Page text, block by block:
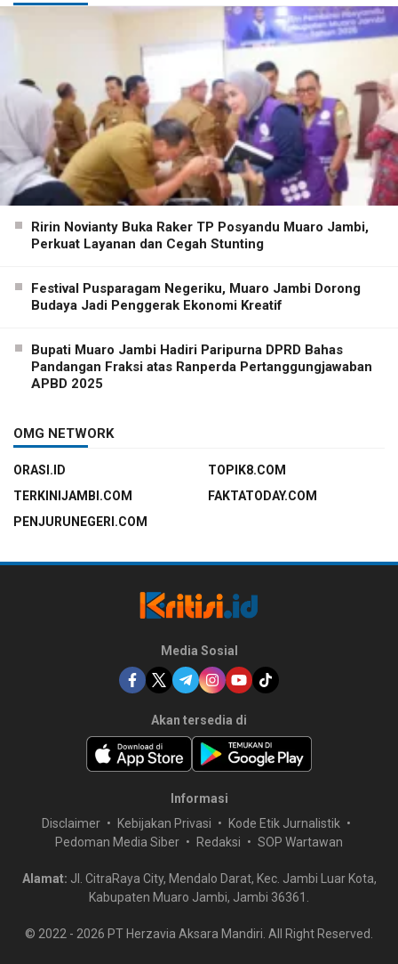
Ririn Novianty Buka Raker TP Posyandu Muaro Jambi,
Perkuat Layanan dan Cegah Stunting
Festival Pusparagam Negeriku, Muaro Jambi Dorong
Budaya Jadi Penggerak Ekonomi Kreatif
Bupati Muaro Jambi Hadiri Paripurna DPRD Bahas
Pandangan Fraksi atas Ranperda Pertanggungjawaban
APBD 2025
OMG NETWORK
ORASI.ID
TOPIK8.COM
TERKINIJAMBI.COM
FAKTATODAY.COM
PENJURUNEGERI.COM
Media Sosial
Akan tersedia di
Informasi
Disclaimer
Kebijakan Privasi
Kode Etik Jurnalistik
Pedoman Media Siber
Redaksi SOP Wartawan
Alamat: Jl. CitraRaya City, Mendalo Darat, Kec. Jambi Luar Kota,
Kabupaten Muaro Jambi, Jambi 36361.
© 2022 - 2026 PT Herzavia Aksara Mandiri. All Right Reserved.